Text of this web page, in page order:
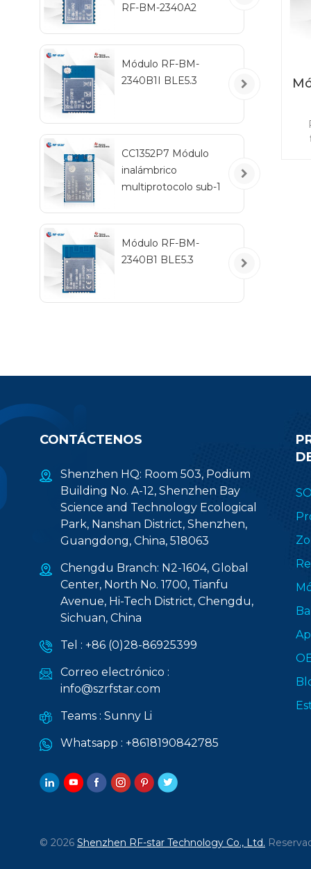
RF-BM-2340A2
Módulo RF-BM-
2340B1I BLE5.3
CC1352P7 Módulo
inalámbrico
multiprotocolo sub-1
Módulo RF-BM-
2340B1 BLE5.3
CONTÁCTENOS
Shenzhen HQ: Room 503, Podium
Building No. A-12, Shenzhen Bay
Science and Technology Ecological
Park, Nanshan District, Shenzhen,
Guangdong, China, 518063
Chengdu Branch: N2-1604, Global
Center, North No. 1700, Tianfu
Avenue, Hi-Tech District, Chengdu,
Sichuan, China
Tel : +86 (0)28-86925399
Correo electrónico :
info@szrfstar.com
Teams : Sunny Li
Whatsapp : +8618190842785
© 2026 Shenzhen RF-star Technology Co., Ltd.